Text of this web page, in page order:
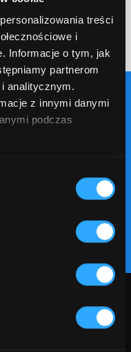
treści
i
Informacje o tym, jak
partnerom
analitycznym.
z innymi danymi
podczas